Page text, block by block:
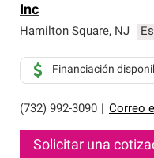
Inc
Hamilton Square, NJ
(732) 992-3090 Correo
Financiación
Solicitar una